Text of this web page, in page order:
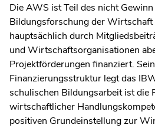
Die AWS ist Teil des nicht
Bildungsforschung der Wirtschaft
hauptsächlich durch
und Wirtschaftsorganisationen
Projektförderungen finanziert.
Finanzierungsstruktur legt das
schulischen Bildungsarbeit ist die
wirtschaftlicher
positiven Grundeinstellung zur